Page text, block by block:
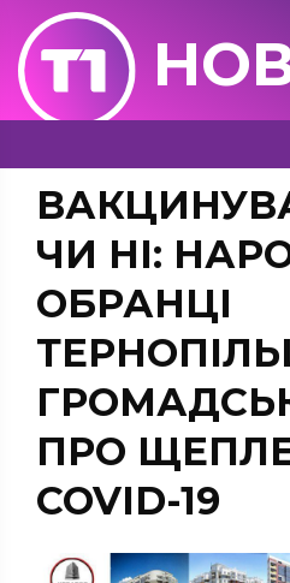
ЧИ НІ:
ОБРАНЦІ
ПРО
COVID-19